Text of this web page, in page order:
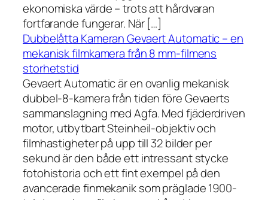
ekonomiska värde – trots att hårdvaran
fortfarande fungerar. När […]
Dubbelåtta Kameran Gevaert Automatic – en
mekanisk filmkamera från 8 mm-filmens
storhetstid
Gevaert Automatic är en ovanlig mekanisk
dubbel-8-kamera från tiden före Gevaerts
sammanslagning med Agfa. Med fjäderdriven
motor, utbytbart Steinheil-objektiv och
filmhastigheter på upp till 32 bilder per
sekund är den både ett intressant stycke
fotohistoria och ett fint exempel på den
avancerade finmekanik som präglade 1900-